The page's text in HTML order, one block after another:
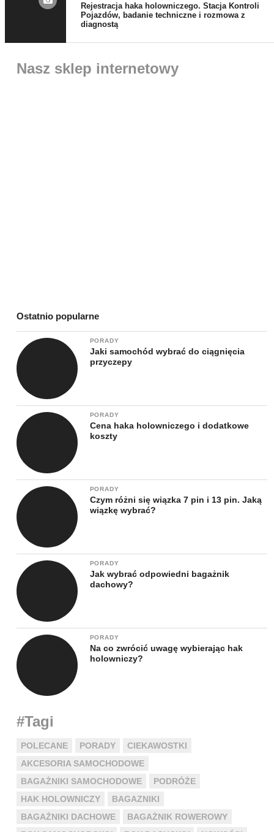
Rejestracja haka holowniczego. Stacja Kontroli
Pojazdów, badanie techniczne i rozmowa z
diagnostą
Nasz sklep internetowy
Ostatnio popularne
PORADY
Jaki samochód wybrać do ciągnięcia
przyczepy
PORADY
Cena haka holowniczego i dodatkowe
koszty
PORADY
Czym różni się wiązka 7 pin i 13 pin. Jaką
wiązkę wybrać?
PORADY
Jak wybrać odpowiedni bagażnik
dachowy?
PORADY
Na co zwrócić uwagę wybierając hak
holowniczy?
#Tagi
POLECANE PORADY
CIEKAWOSTKI
AKCESORIA SAMOCHODOWE
BAGAŻNIKI SAMOCHODOWE
PODRÓŻE
HAK HOLOWNICZY
BAGAZNIKI
BAGAŻNIKI DACHOWE
BAGAŻNIK ROWEROWY